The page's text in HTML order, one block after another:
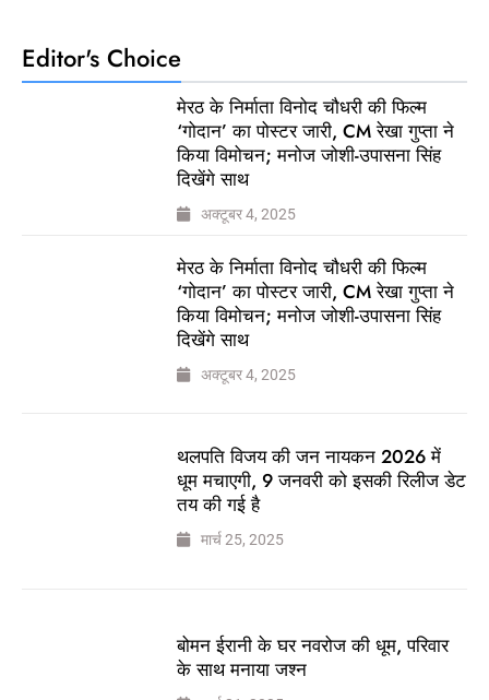
Editor's Choice
मेरठ के निर्माता विनोद चौधरी की फिल्म
‘गोदान’ का पोस्टर जारी, CM रेखा गुप्ता ने
किया विमोचन; मनोज जोशी-उपासना सिंह
दिखेंगे साथ
अक्टूबर 4, 2025
मेरठ के निर्माता विनोद चौधरी की फिल्म
‘गोदान’ का पोस्टर जारी, CM रेखा गुप्ता ने
किया विमोचन; मनोज जोशी-उपासना सिंह
दिखेंगे साथ
अक्टूबर 4, 2025
थलपति विजय की जन नायकन 2026 में
धूम मचाएगी, 9 जनवरी को इसकी रिलीज डेट
तय की गई है
मार्च 25, 2025
बोमन ईरानी के घर नवरोज की धूम, परिवार
के साथ मनाया जश्न